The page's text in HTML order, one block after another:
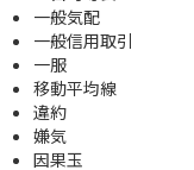
一般気配
一般信用取引
一服
移動平均線
違約
嫌気
因果玉